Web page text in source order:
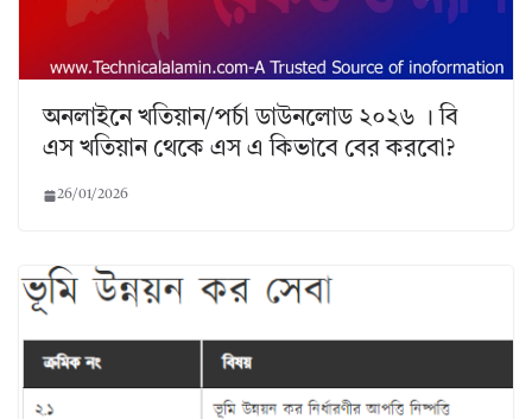
অনলাইনে খতিয়ান/পর্চা ডাউনলোড ২০২৬ । বি
এস খতিয়ান থেকে এস এ কিভাবে বের করবো?
26/01/2026